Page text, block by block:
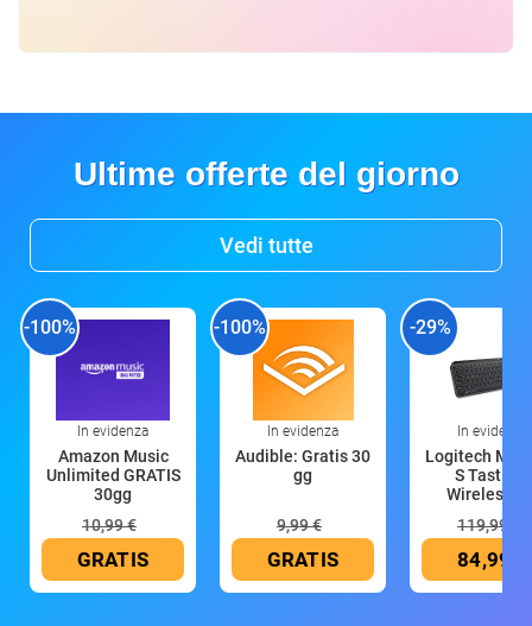
Ultime offerte del giorno
Vedi tutte
-100%
In evidenza
Amazon Music
Unlimited GRATIS
30gg
10,99 €
GRATIS
-100%
In evidenza
Audible: Gratis 30
gg
9,99 €
GRATIS
-29%
In evidenza
Logitech MX
S Tastiera
Wireless
119,99 €
84,99 €